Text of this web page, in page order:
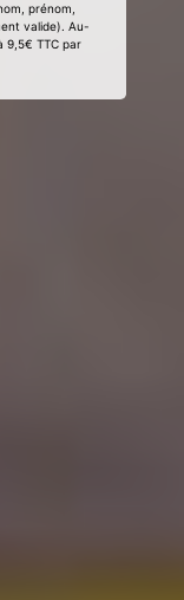
prénom,
valide). Au-
9,5€ TTC par